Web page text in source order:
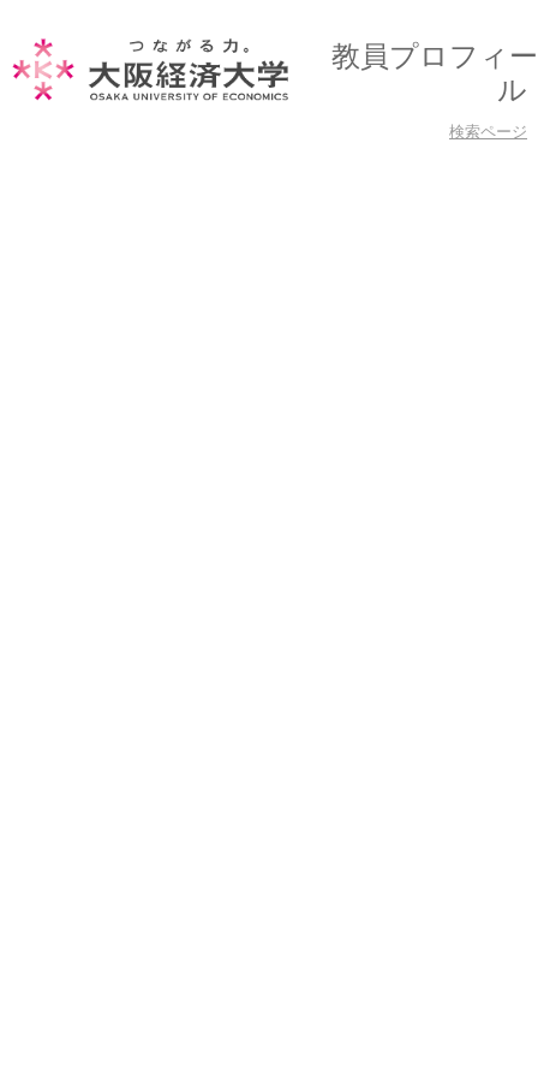
教員プロフィー
ル
検索ページ